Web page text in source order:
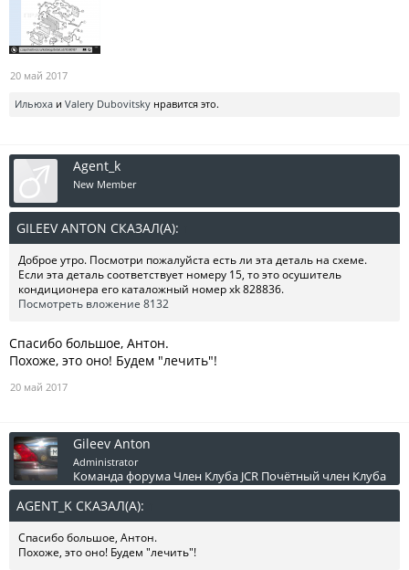
20 май 2017
Ильюха и Valery Dubovitsky нравится это.
Agent_k
New Member
GILEEV ANTON СКАЗАЛ(А):
Доброе утро. Посмотри пожалуйста есть ли эта деталь на схеме.
Если эта деталь соответствует номеру 15, то это осушитель
кондиционера его каталожный номер xk 828836.
Посмотреть вложение 8132
Спасибо большое, Антон.
Похоже, это оно! Будем "лечить"!
20 май 2017
Gileev Anton
Administrator
Команда форума Член Клуба JCR Почётный член Клуба
AGENT_K СКАЗАЛ(А):
Спасибо большое, Антон.
Похоже, это оно! Будем "лечить"!